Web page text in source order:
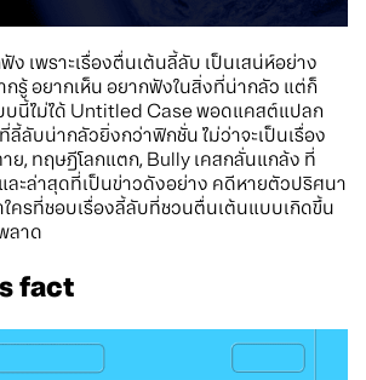
เพราะเรื่องตื่นเต้นลี้ลับ เป็นเสน่ห์อย่าง
กรู้ อยากเห็น อยากฟังในสิ่งที่น่ากลัว แต่ก็
นี้ไม่ได้ Untitled Case พอดแคสต์แปลก
ลี้ลับน่ากลัวยิ่งกว่าฟิกชั่น ไม่ว่าจะเป็นเรื่อง
ย, ทฤษฎีโลกแตก, Bully เคสกลั่นแกล้ง ที่
ละล่าสุดที่เป็นข่าวดังอย่าง คดีหายตัวปริศนา
ครที่ชอบเรื่องลี้ลับที่ชวนตื่นเต้นแบบเกิดขึ้น
ลาด
fact